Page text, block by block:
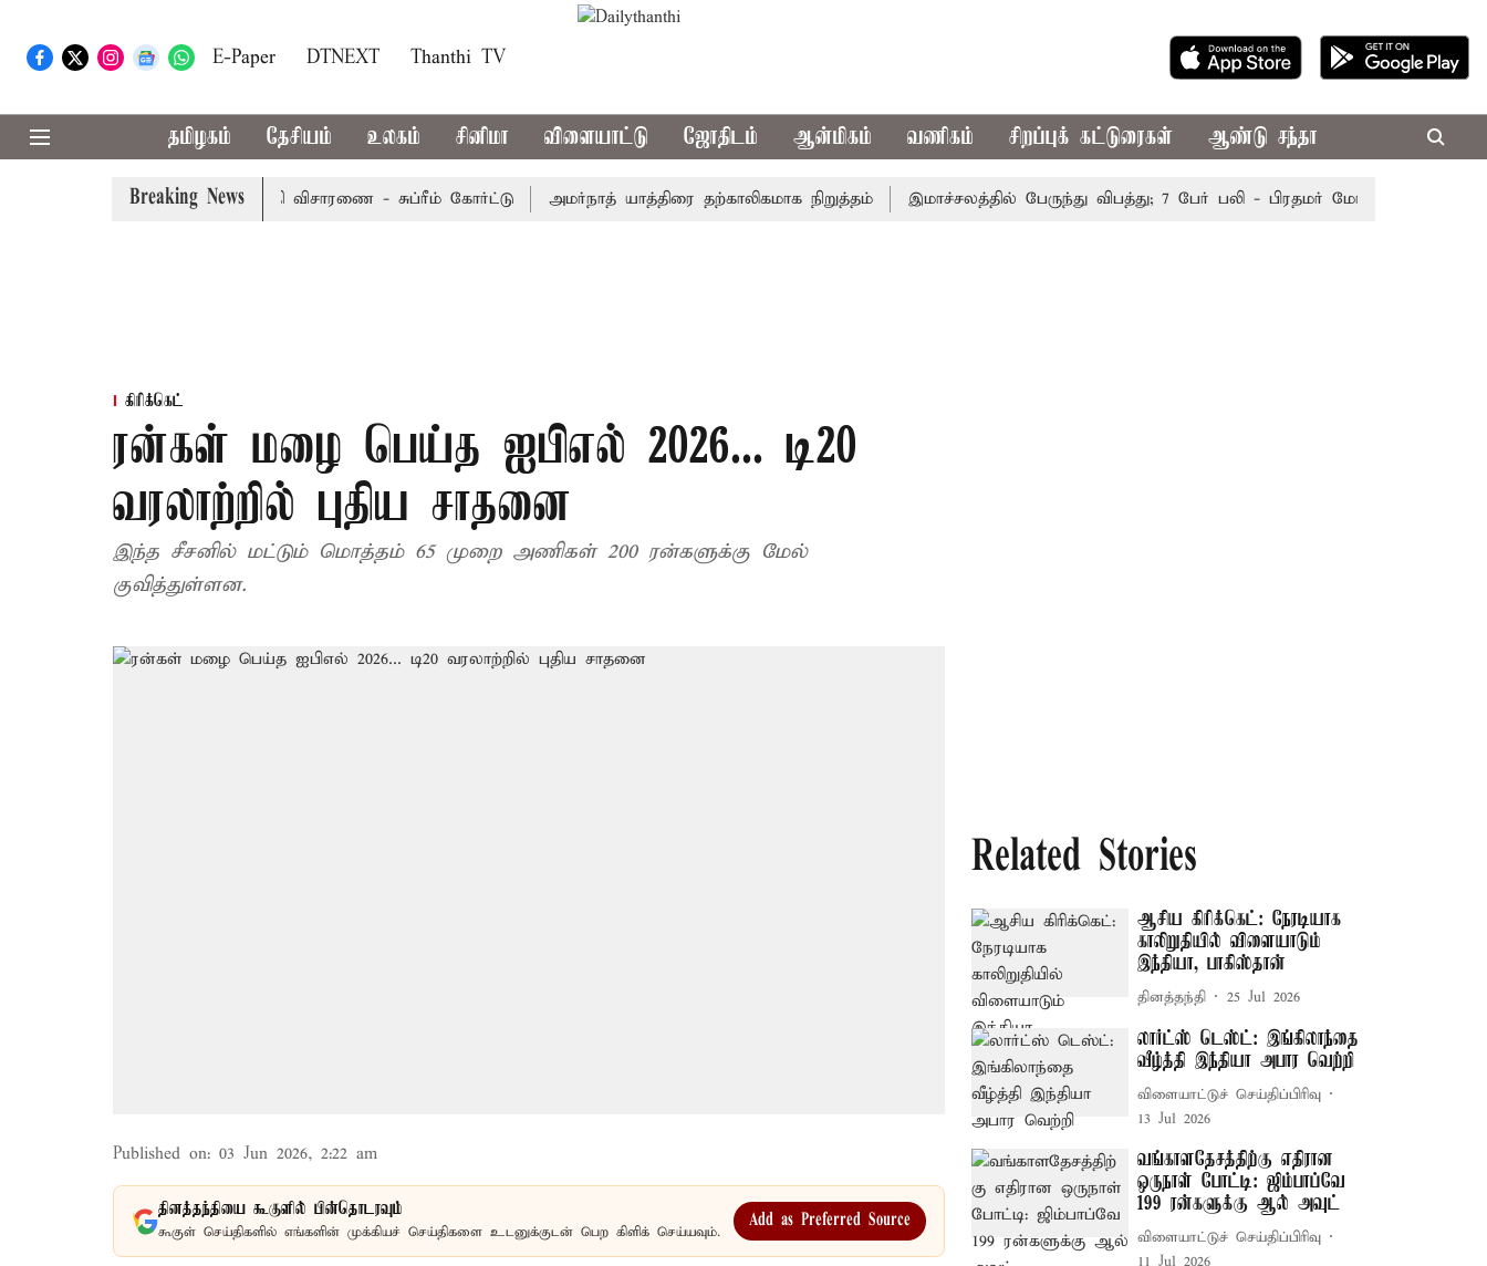
E-Paper DTNEXT Thanthi TV
தமிழகம் தேசியம் உலகம் சினிமா விளையாட்டு ஜோதிடம் ஆன்மிகம் வணிகம் சிறப்புக் கட்டுரைகள் ஆண்டு சந்தா
Breaking News
மனு வரும் 14-ம் தேதி விசாரணை - சுப்ரீம் கோர்ட்டு அமர்நாத் யாத்திரை தற்காலிகமாக நிறுத்தம் இமாச்சலத்தில் பேருந்து விபத்து; 7 பேர் பலி - பிரதமர் மோடி இரங்கல்
கிரிக்கெட்
ரன்கள் மழை பெய்த ஐபிஎல் 2026... டி20
வரலாற்றில் புதிய சாதனை
இந்த சீசனில் மட்டும் மொத்தம் 65 முறை அணிகள் 200 ரன்களுக்கு மேல்
குவித்துள்ளன.
Published on: 03 Jun 2026, 2:22 am
தினத்தந்தியை கூகுளில் பின்தொடரவும்
கூகுள் செய்திகளில் எங்களின் முக்கியச் செய்திகளை உடனுக்குடன் பெற கிளிக் செய்யவும்.
Add as Preferred Source
Related Stories
ஆசிய கிரிக்கெட்: நேரடியாக
காலிறுதியில் விளையாடும்
இந்தியா, பாகிஸ்தான்
தினத்தந்தி 25 Jul 2026
லார்ட்ஸ் டெஸ்ட்: இங்கிலாந்தை
வீழ்த்தி இந்தியா அபார வெற்றி
விளையாட்டுச் செய்திப்பிரிவு
13 Jul 2026
வங்காளதேசத்திற்கு எதிரான
ஒருநாள் போட்டி: ஜிம்பாப்வே
199 ரன்களுக்கு ஆல் அவுட்
விளையாட்டுச் செய்திப்பிரிவு
11 Jul 2026